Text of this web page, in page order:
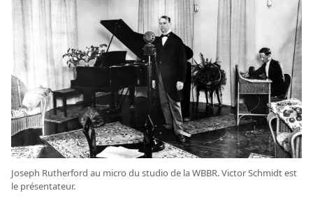
Joseph Rutherford au micro du studio de la WBBR. Victor Schmidt est
le présentateur.